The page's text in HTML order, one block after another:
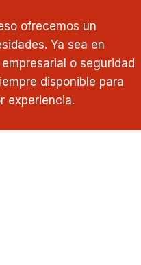
ofrecemos un
Ya sea en
o seguridad
disponible para
experiencia.